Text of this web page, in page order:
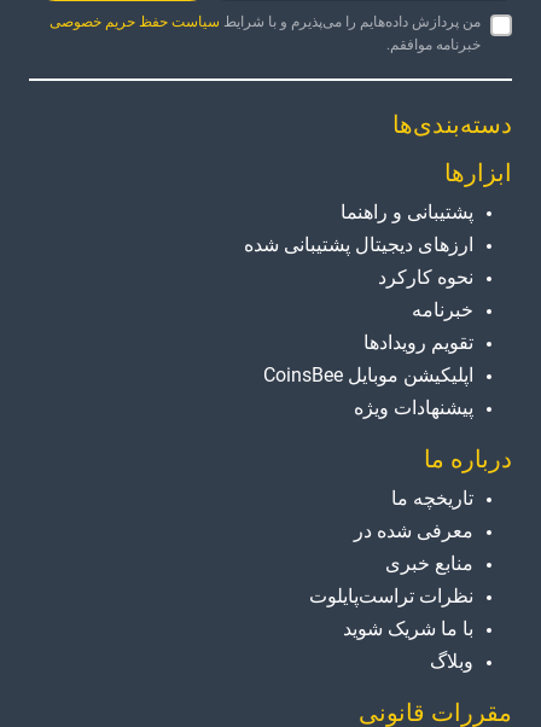
من پردازش داده‌هایم را می‌پذیرم و با شرایط سیاست حفظ حریم خصوصی
خبرنامه موافقم.
دسته‌بندی‌ها
ابزارها
پشتیبانی و راهنما
ارزهای دیجیتال پشتیبانی شده
نحوه کارکرد
خبرنامه
تقویم رویدادها
اپلیکیشن موبایل CoinsBee
پیشنهادات ویژه
درباره ما
تاریخچه ما
معرفی شده در
منابع خبری
نظرات تراست‌پایلوت
با ما شریک شوید
وبلاگ
مقررات قانونی